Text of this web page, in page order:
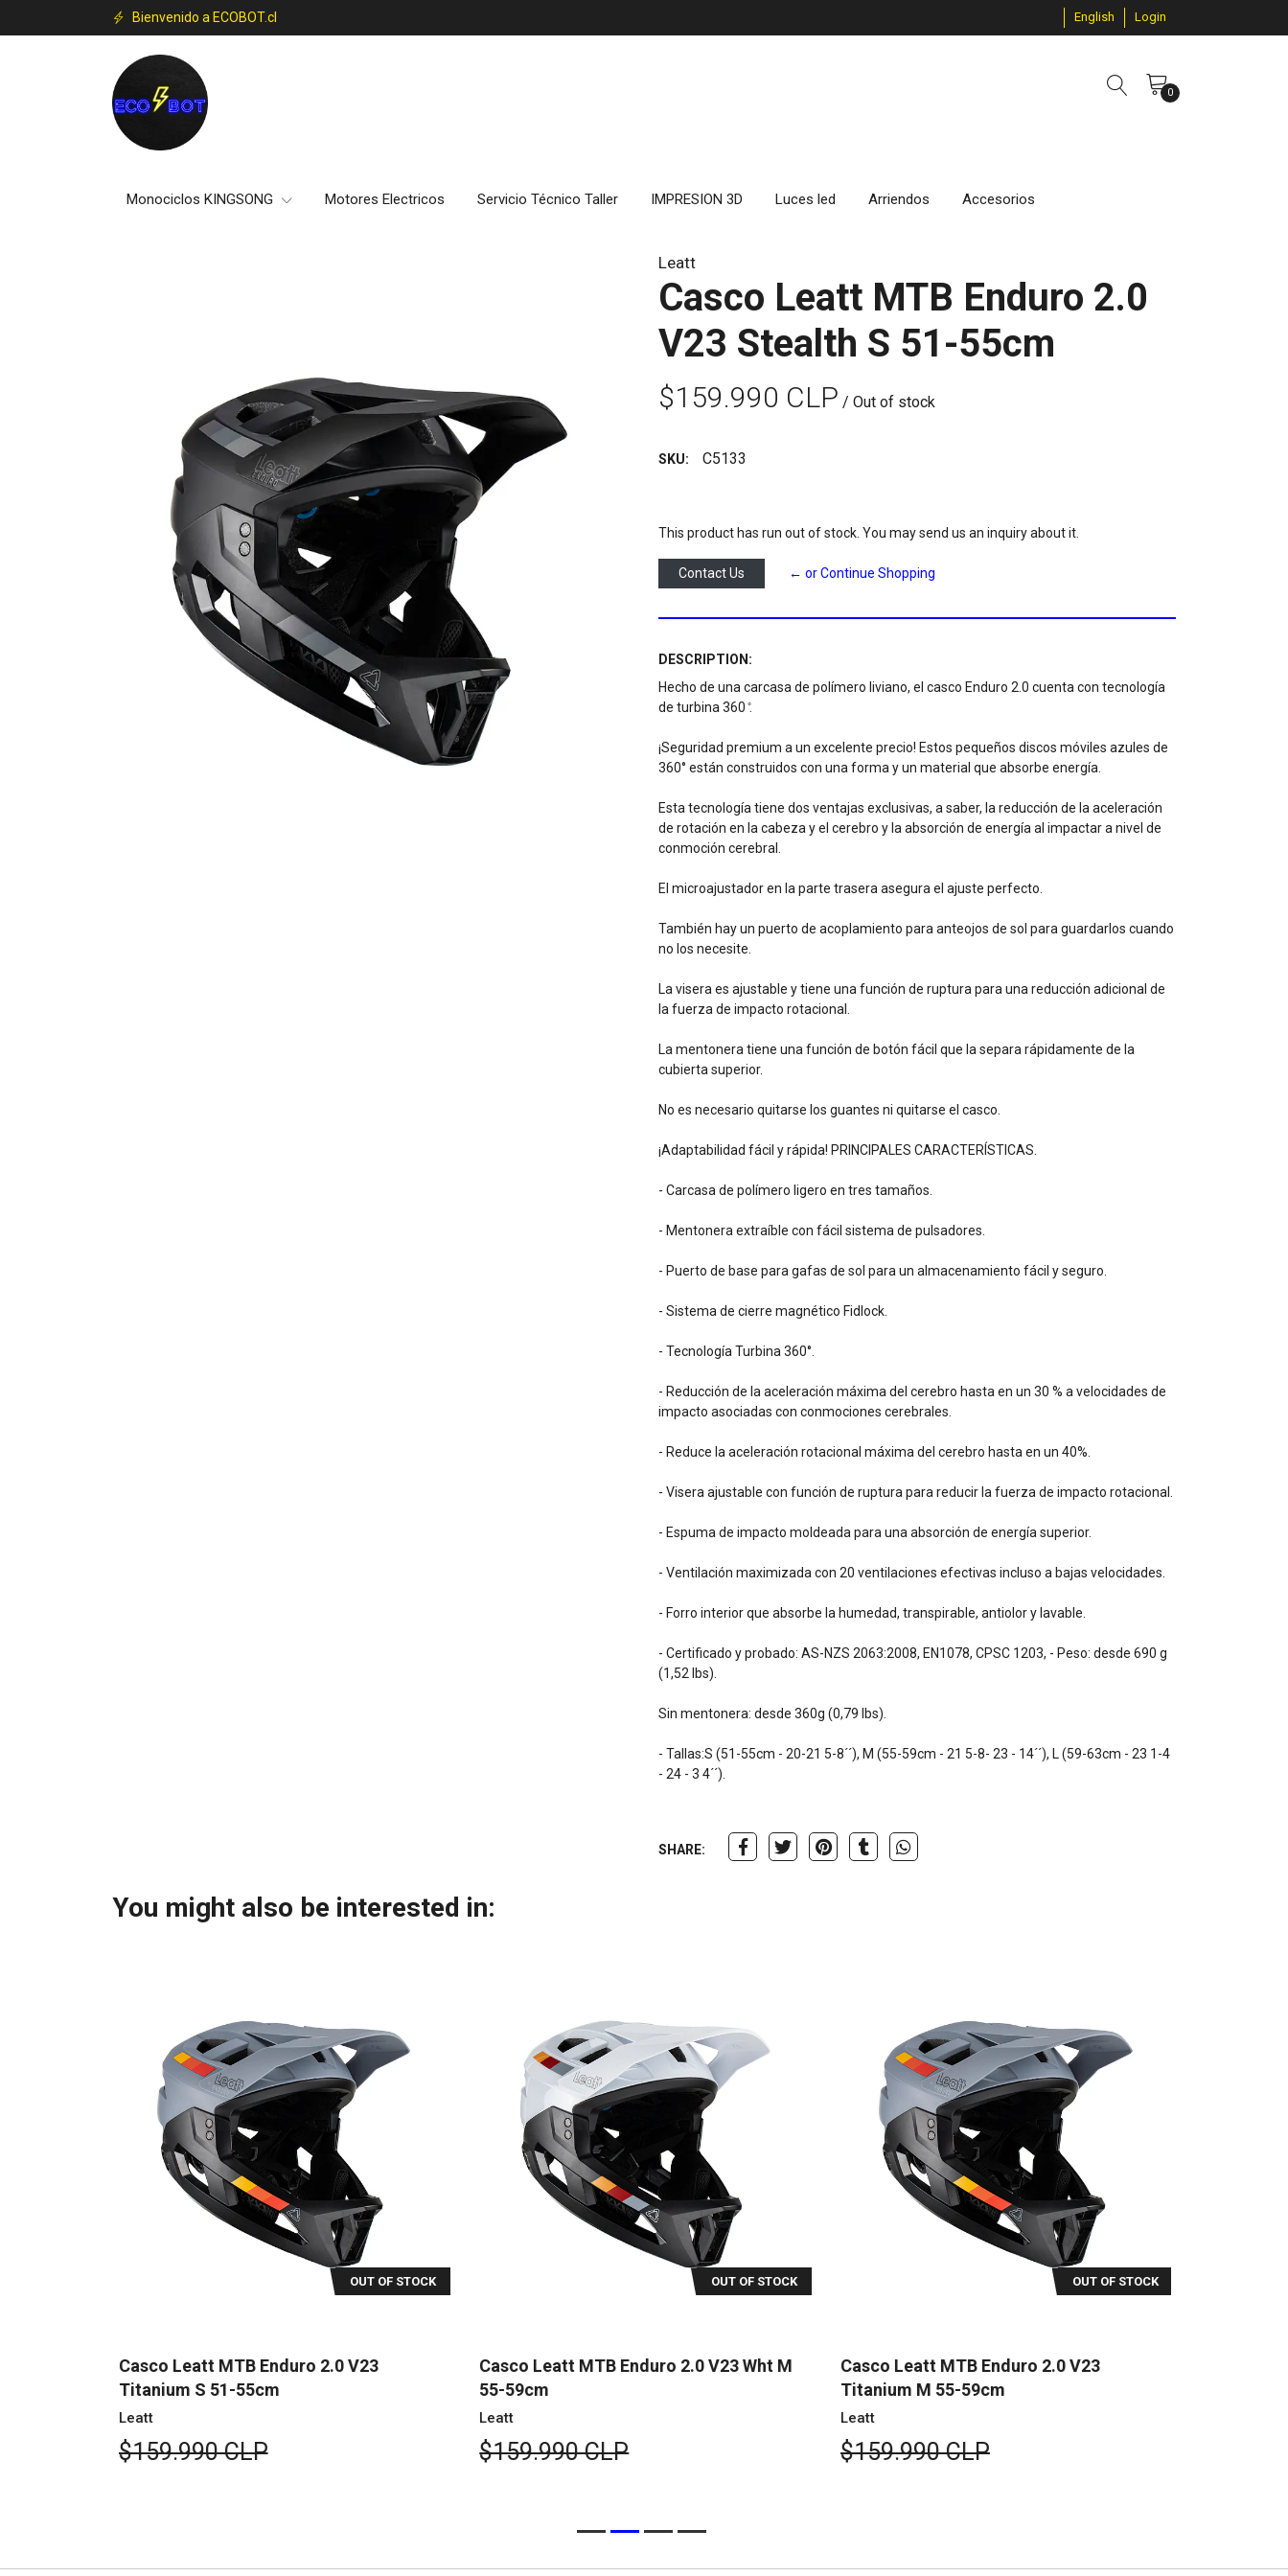
Bienvenido a ECOBOT.cl English Login
0
Monociclos KINGSONG Motores Electricos Servicio Técnico Taller IMPRESION 3D Luces led Arriendos Accesorios
Leatt
Casco Leatt MTB Enduro 2.0
V23 Stealth S 51-55cm
$159.990 CLP / Out of stock
SKU: C5133
This product has run out of stock. You may send us an inquiry about it.
Contact Us ← or Continue Shopping
DESCRIPTION:
Hecho de una carcasa de polímero liviano, el casco Enduro 2.0 cuenta con tecnología
de turbina 360 ̊.
¡Seguridad premium a un excelente precio! Estos pequeños discos móviles azules de
360° están construidos con una forma y un material que absorbe energía.
Esta tecnología tiene dos ventajas exclusivas, a saber, la reducción de la aceleración
de rotación en la cabeza y el cerebro y la absorción de energía al impactar a nivel de
conmoción cerebral.
El microajustador en la parte trasera asegura el ajuste perfecto.
También hay un puerto de acoplamiento para anteojos de sol para guardarlos cuando
no los necesite.
La visera es ajustable y tiene una función de ruptura para una reducción adicional de
la fuerza de impacto rotacional.
La mentonera tiene una función de botón fácil que la separa rápidamente de la
cubierta superior.
No es necesario quitarse los guantes ni quitarse el casco.
¡Adaptabilidad fácil y rápida! PRINCIPALES CARACTERÍSTICAS.
- Carcasa de polímero ligero en tres tamaños.
- Mentonera extraíble con fácil sistema de pulsadores.
- Puerto de base para gafas de sol para un almacenamiento fácil y seguro.
- Sistema de cierre magnético Fidlock.
- Tecnología Turbina 360°.
- Reducción de la aceleración máxima del cerebro hasta en un 30 % a velocidades de
impacto asociadas con conmociones cerebrales.
- Reduce la aceleración rotacional máxima del cerebro hasta en un 40%.
- Visera ajustable con función de ruptura para reducir la fuerza de impacto rotacional.
- Espuma de impacto moldeada para una absorción de energía superior.
- Ventilación maximizada con 20 ventilaciones efectivas incluso a bajas velocidades.
- Forro interior que absorbe la humedad, transpirable, antiolor y lavable.
- Certificado y probado: AS-NZS 2063:2008, EN1078, CPSC 1203, - Peso: desde 690 g
(1,52 lbs).
Sin mentonera: desde 360g (0,79 lbs).
- Tallas:S (51-55cm - 20-21 5-8´´), M (55-59cm - 21 5-8- 23 - 14´´), L (59-63cm - 23 1-4
- 24 - 3 4´´).
SHARE:
You might also be interested in:
OUT OF STOCK
Casco Leatt MTB Enduro 2.0 V23
Titanium S 51-55cm
Leatt
$159.990 CLP
OUT OF STOCK
Casco Leatt MTB Enduro 2.0 V23 Wht M
55-59cm
Leatt
$159.990 CLP
OUT OF STOCK
Casco Leatt MTB Enduro 2.0 V23
Titanium M 55-59cm
Leatt
$159.990 CLP